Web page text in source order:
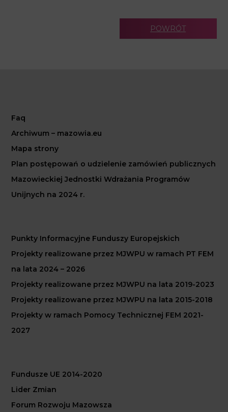
POWRÓT
Faq
Archiwum – mazowia.eu
Mapa strony
Plan postępowań o udzielenie zamówień publicznych
Mazowieckiej Jednostki Wdrażania Programów
Unijnych na 2024 r.
Punkty Informacyjne Funduszy Europejskich
Projekty realizowane przez MJWPU w ramach PT FEM
na lata 2024 – 2026
Projekty realizowane przez MJWPU na lata 2019-2023
Projekty realizowane przez MJWPU na lata 2015-2018
Projekty w ramach Pomocy Technicznej FEM 2021-
2027
Fundusze UE 2014-2020
Lider Zmian
Forum Rozwoju Mazowsza